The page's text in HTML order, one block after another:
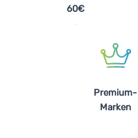
60€
Premium-
Marken